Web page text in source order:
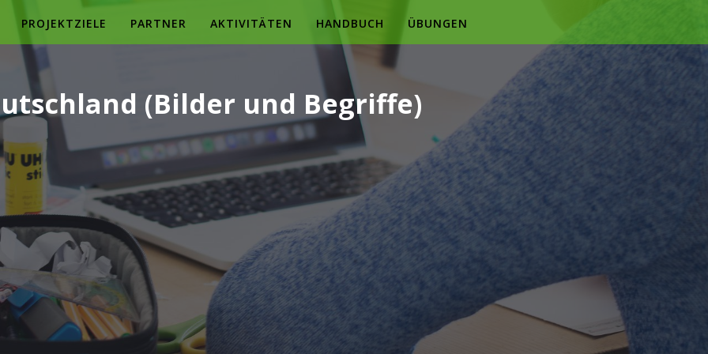
PROJEKTZIELE PARTNER AKTIVITÄTEN HANDBUCH ÜBUNGEN
(Bilder und Begriffe)